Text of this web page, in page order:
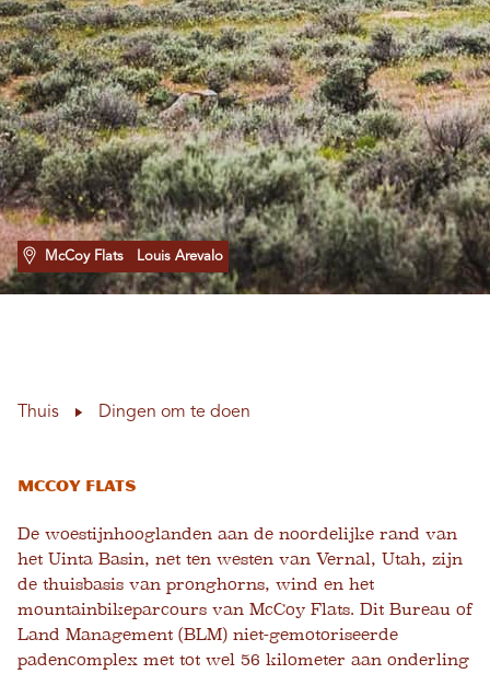
McCoy Flats Louis Arevalo
Thuis Dingen om te doen
McCoy Flats
De woestijnhooglanden aan de noordelijke rand van
het Uinta Basin, net ten westen van Vernal, Utah, zijn
de thuisbasis van pronghorns, wind en het
mountainbikeparcours van McCoy Flats. Dit Bureau of
Land Management (BLM) niet-gemotoriseerde
padencomplex met tot wel 56 kilometer aan onderling